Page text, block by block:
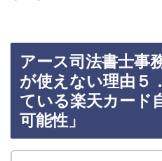
アース司法書士事
が使えない理由５
ている楽天カード
可能性」